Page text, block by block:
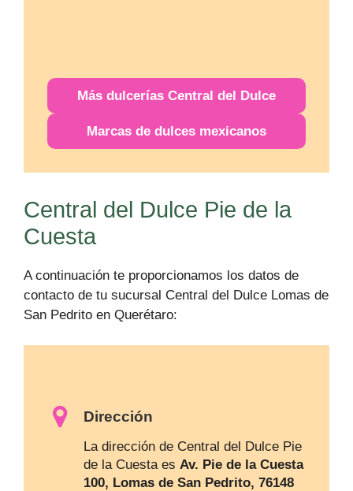
Más dulcerías Central del Dulce
Marcas de dulces mexicanos
Central del Dulce Pie de la
Cuesta
A continuación te proporcionamos los datos de
contacto de tu sucursal Central del Dulce Lomas de
San Pedrito en Querétaro:
Dirección
La dirección de Central del Dulce Pie
de la Cuesta es Av. Pie de la Cuesta
100, Lomas de San Pedrito, 76148